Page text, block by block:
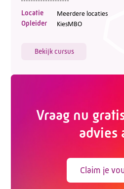
Locatie Meerdere locaties
Opleider KiesMBO
Bekijk cursus
Vraag nu
advies
Claim je